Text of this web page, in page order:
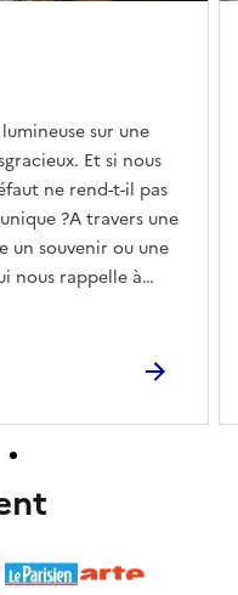
sur une
Et si nous
ne rend-t-il pas
?A travers une
un souvenir ou une
nous rappelle à
à travers vos
de danse,